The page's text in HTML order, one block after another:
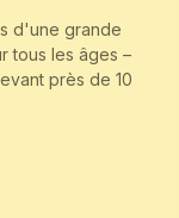
d'une grande
tous les âges –
près de 10